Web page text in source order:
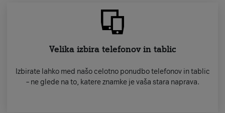
Velika izbira telefonov in tablic
Izbirate lahko med našo celotno ponudbo telefonov in tablic
– ne glede na to, katere znamke je vaša stara naprava.